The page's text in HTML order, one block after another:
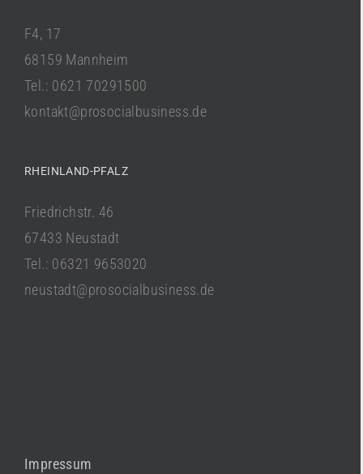
F4, 17
68159 Mannheim
Tel.: 0621 70291500
kontakt@prosocialbusiness.de
RHEINLAND-PFALZ
Friedrichstr. 46
67433 Neustadt
Tel.: 06321 9653020
neustadt@prosocialbusiness.de
Impressum